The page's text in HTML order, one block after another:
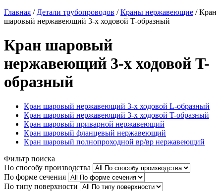
Главная / Детали трубопроводов /Краны нержавеющие /Кран
шаровый нержавеющий 3-х ходовой T-образный
Кран шаровый
нержавеющий 3-х ходовой T-
образный
Кран шаровый нержавеющий 3-х ходовой L-образный
Кран шаровый нержавеющий 3-х ходовой T-образный
Кран шаровый приварной нержавеющий
Кран шаровый фланцевый нержавеющий
Кран шаровый полнопроходной вр/вр нержавеющий
Фильтр поиска
По способу производства
По форме сечения
По типу поверхности